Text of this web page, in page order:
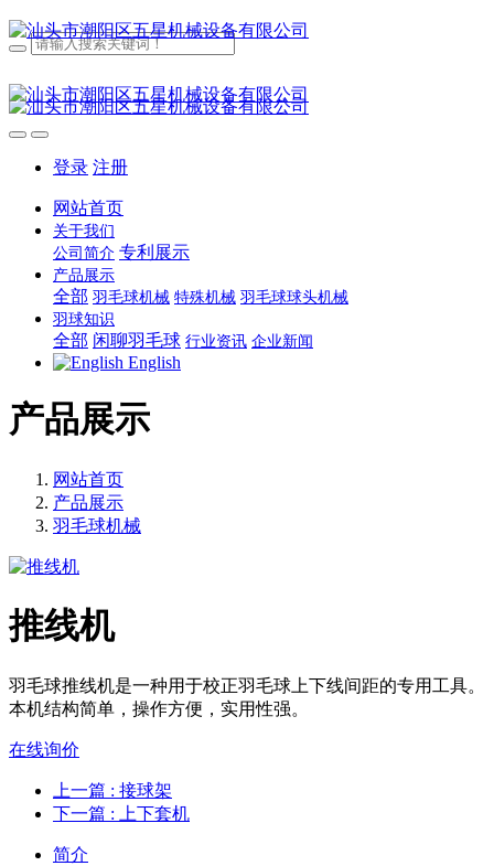
登录 注册
网站首页
关于我们
公司简介 专利展示
产品展示
全部 羽毛球机械 特殊机械 羽毛球球头机械
羽球知识
全部 闲聊羽毛球 行业资讯 企业新闻
English
产品展示
网站首页
产品展示
羽毛球机械
推线机
羽毛球推线机是一种用于校正羽毛球上下线间距的专用工具。
本机结构简单，操作方便，实用性强。
在线询价
上一篇 : 接球架
下一篇 : 上下套机
简介